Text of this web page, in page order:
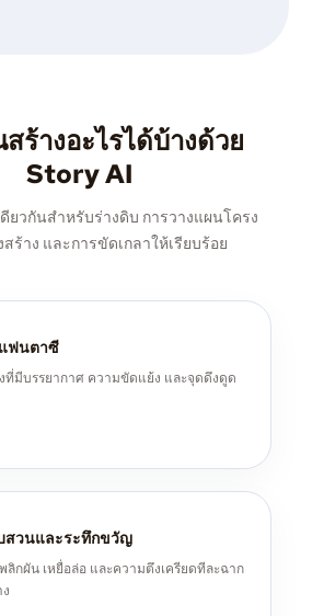
ร้างอะไรได้บ้างด้วย
Story AI
ยวกันสำหรับร่างดิบ การวางแผนโครง
ร้าง และการขัดเกลาให้เรียบร้อย
แฟนตาซี
งที่มีบรรยากาศ ความขัดแย้ง และจุดดึงดูด
สวนและระทึกขวัญ
ลิกผัน เหยื่อล่อ และความตึงเครียดทีละฉาก